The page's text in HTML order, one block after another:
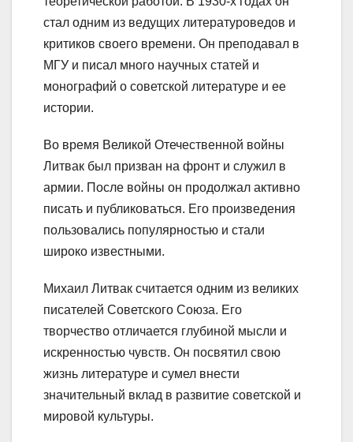
стал одним из ведущих литературоведов и
критиков своего времени. Он преподавал в
МГУ и писал много научных статей и
монографий о советской литературе и ее
истории.
Во время Великой Отечественной войны
Литвак был призван на фронт и служил в
армии. После войны он продолжал активно
писать и публиковаться. Его произведения
пользовались популярностью и стали
широко известными.
Михаил Литвак считается одним из великих
писателей Советского Союза. Его
творчество отличается глубиной мысли и
искренностью чувств. Он посвятил свою
жизнь литературе и сумел внести
значительный вклад в развитие советской и
мировой культуры.